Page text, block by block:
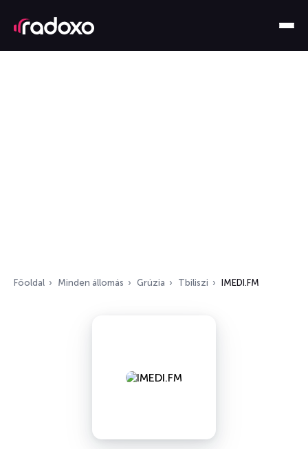
Főoldal Minden állomás Grúzia Tbiliszi IMEDI.FM